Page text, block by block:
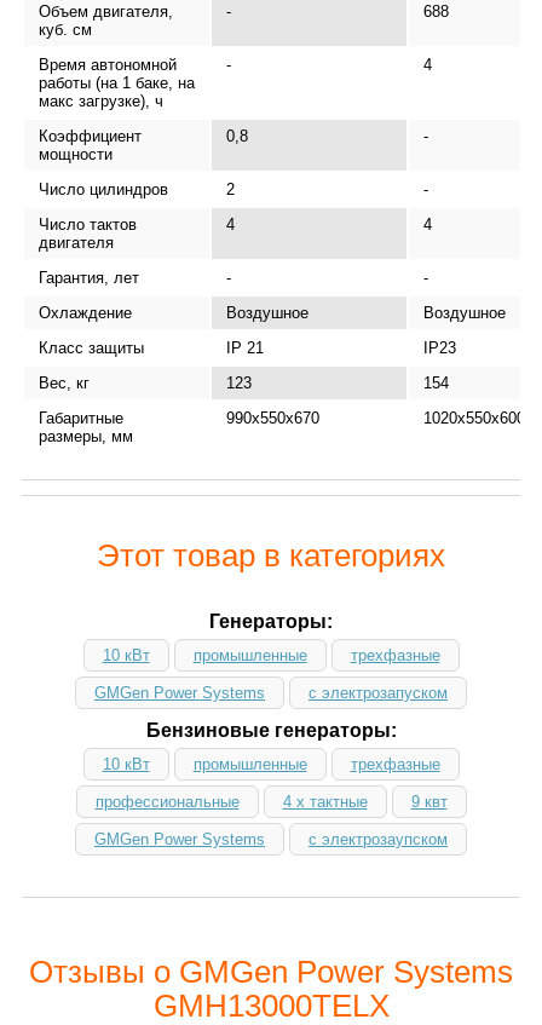
Объем двигателя,
куб. см
- 688
Время автономной
работы (на 1 баке, на
макс загрузке), ч
- 4
Коэффициент
мощности
0,8 -
Число цилиндров 2
-
Число тактов
двигателя
4 4
Гарантия, лет -
-
Охлаждение
Воздушное
Воздушное
Класс защиты
IP 21
IP23
Вес, кг
123
154
Габаритные
размеры, мм
990x550x670 1020х550х600
Этот товар в категориях
Генераторы:
10 кВт промышленные трехфазные
GMGen Power Systems с электрозапуском
Бензиновые генераторы:
10 кВт промышленные трехфазные
профессиональные 4 х тактные 9 квт
GMGen Power Systems с электрозаупском
Отзывы о GMGen Power Systems
GMH13000TELX